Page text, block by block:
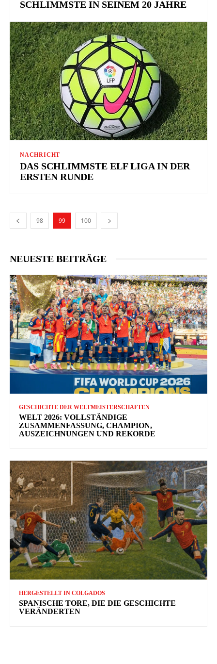
SCHLIMMSTE IN SEINEM 20 JAHRE
NACHRICHT
DAS SCHLIMMSTE ELF LIGA IN DER
ERSTEN RUNDE
98 99 100
NEUESTE BEITRÄGE
GESCHICHTE DER WELTMEISTERSCHAFTEN
WELT 2026: VOLLSTÄNDIGE
ZUSAMMENFASSUNG, CHAMPION,
AUSZEICHNUNGEN UND REKORDE
HERGESTELLT IN COLGADOS
SPANISCHE TORE, DIE DIE GESCHICHTE
VERÄNDERTEN